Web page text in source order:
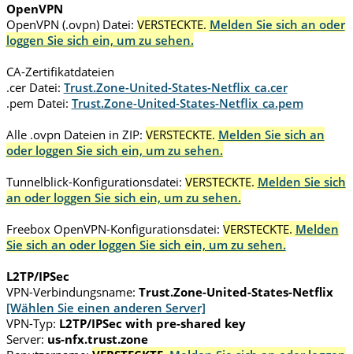
OpenVPN
OpenVPN (.ovpn) Datei: VERSTECKTE. Melden Sie sich an oder
loggen Sie sich ein, um zu sehen.
CA-Zertifikatdateien
.cer Datei: Trust.Zone-United-States-Netflix_ca.cer
.pem Datei: Trust.Zone-United-States-Netflix_ca.pem
Alle .ovpn Dateien in ZIP: VERSTECKTE. Melden Sie sich an
oder loggen Sie sich ein, um zu sehen.
Tunnelblick-Konfigurationsdatei: VERSTECKTE. Melden Sie sich
an oder loggen Sie sich ein, um zu sehen.
Freebox OpenVPN-Konfigurationsdatei: VERSTECKTE. Melden
Sie sich an oder loggen Sie sich ein, um zu sehen.
L2TP/IPSec
VPN-Verbindungsname: Trust.Zone-United-States-Netflix
[Wählen Sie einen anderen Server]
VPN-Typ: L2TP/IPSec with pre-shared key
Server: us-nfx.trust.zone